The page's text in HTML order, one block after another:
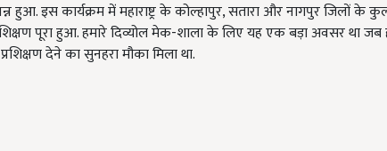
इस कार्यक्रम में महाराष्ट्र के कोल्हापुर, सतारा और नागपुर जिलों के
पूरा हुआ. हमारे दिव्योल मेक-शाला के लिए यह एक बड़ा अवसर था
देने का सुनहरा मौका मिला था.